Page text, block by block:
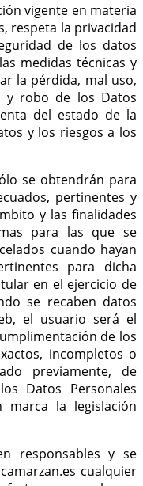
vigente en materia
respeta la privacidad
de los datos
medidas técnicas y
la pérdida, mal uso,
y robo de los Datos
del estado de la
y los riesgos a los
se obtendrán para
pertinentes y
y las finalidades
para las que se
cuando hayan
para dicha
en el ejercicio de
se recaben datos
el usuario será el
de los
incompletos o
previamente, de
Datos Personales
marca la legislación
responsables y se
cualquier